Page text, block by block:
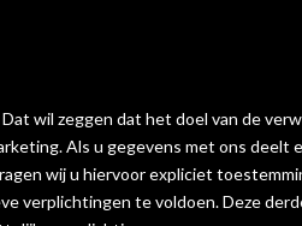
wil zeggen dat het doel van de
Als u gegevens met ons deelt
wij u hiervoor expliciet
verplichtingen te voldoen. Deze